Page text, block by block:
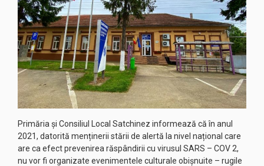
Primăria și Consiliul Local Satchinez informează că în anul
2021, datorită menținerii stării de alertă la nivel național care
are ca efect prevenirea răspândirii cu virusul SARS – COV 2,
nu vor fi organizate evenimentele culturale obișnuite – rugile